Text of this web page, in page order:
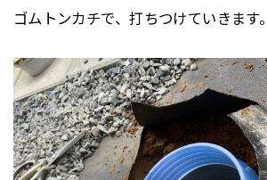
ゴムトンカチで、打ちつけていきます。